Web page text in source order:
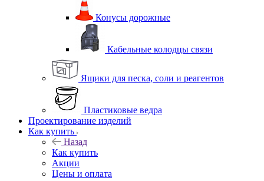
Конусы дорожные
Кабельные колодцы связи
Ящики для песка, соли и реагентов
Пластиковые ведра
Проектирование изделий
Как купить
Назад
Как купить
Акции
Цены и оплата